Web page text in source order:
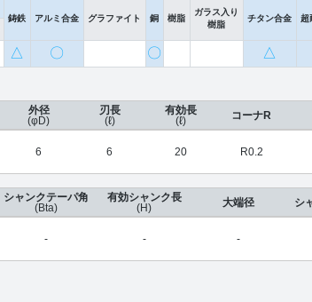
鋳鉄
アルミ合金 グラファイト 銅 樹脂
ガラス入り
樹脂
チタン合金 超
△ 〇 〇 △
外径
(φD)
6
刃長
(ℓ)
6
有効長
(ℓ)
20
コーナR
R0.2
シャンクテーパ角
(Bta)
-
有効シャンク長
(H)
-
大端径
-
シ